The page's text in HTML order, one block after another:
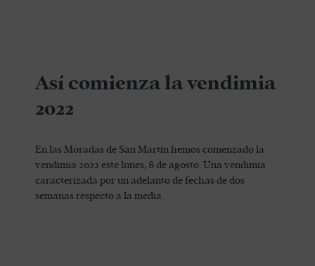
Así comienza la vendimia
2022
En las Moradas de San Martín hemos comenzado la
vendimia 2022 este lunes, 8 de agosto. Una vendimia
caracterizada por un adelanto de fechas de dos
semanas respecto a la media.